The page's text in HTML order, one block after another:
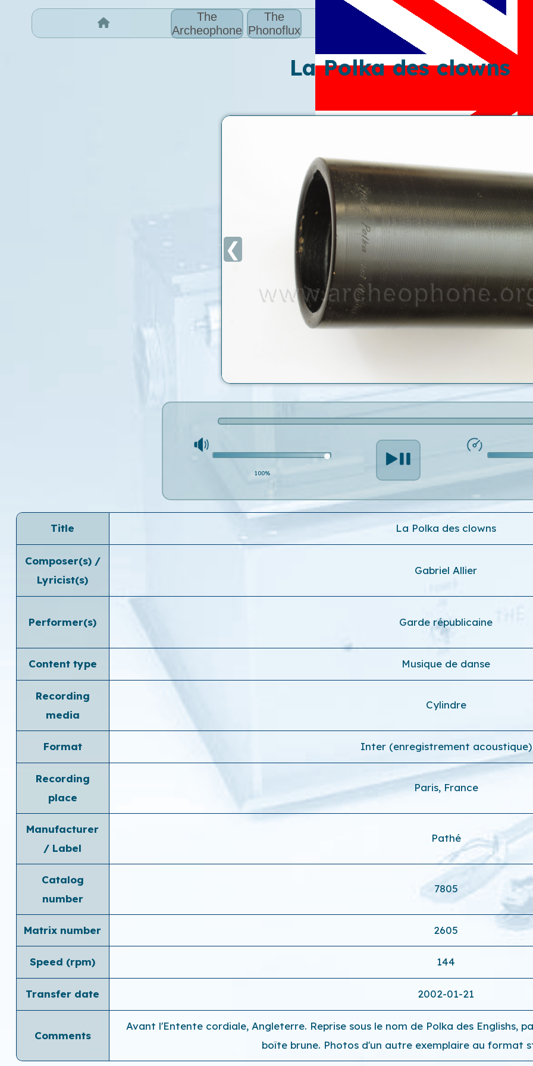
The
Archeophone
The
Phonoflux
La Polka des clowns
❮
100%
Title La Polka des clowns
Composer(s) /
Lyricist(s)
Gabriel Allier
Performer(s) Garde républicaine
Content type Musique de danse
Recording
media
Cylindre
Format Inter (enregistrement acoustique)
Recording
place
Paris, France
Manufacturer
/ Label
Pathé
Catalog
number
7805
Matrix number 2605
Speed ​​(rpm) 144
Transfer date 2002-01-21
Comments
Avant l'Entente cordiale, Angleterre. Reprise sous le nom de Polka des Englishs,
boîte brune. Photos d'un autre exemplaire au format